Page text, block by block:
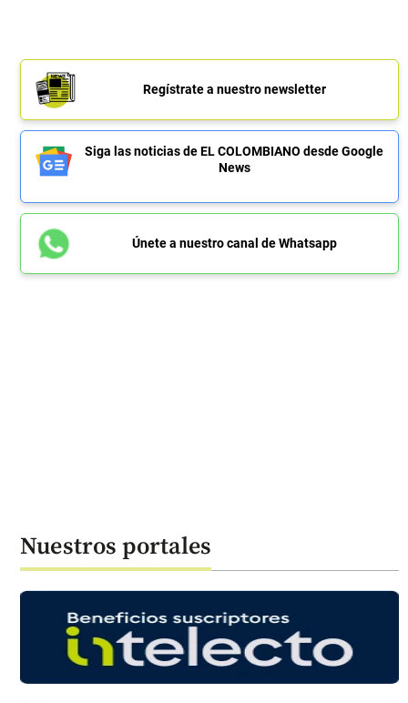
Regístrate a nuestro newsletter
Siga las noticias de EL COLOMBIANO desde Google
News
Únete a nuestro canal de Whatsapp
Nuestros portales